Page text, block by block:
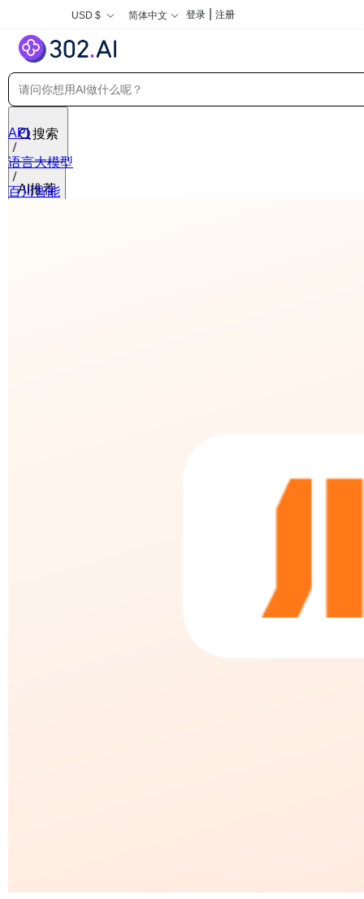
USD $ 简体中文 登录 注册
搜索
AI推荐
API
语言大模型
百川智能